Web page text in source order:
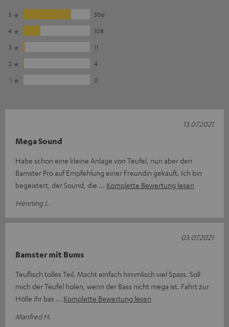
5
306
4
108
3
11
2
4
1
0
Mega Sound
Habe schon eine kleine Anlage von Teufel, nun aber den
Bamster Pro auf Empfehlung einer Freundin gekauft. Ich bin
begeistert, der Sound, die
Komplette Bewertung lesen
Henning L.
13.07.2021
Bamster mit Bums
Teuflisch tolles Teil. Macht einfach himmlisch viel Spass. Soll
mich der Teufel holen, wenn der Bass nicht mega ist. Fahrt zur
Hölle ihr bas
Komplette Bewertung lesen
Manfred H.
03.07.2021